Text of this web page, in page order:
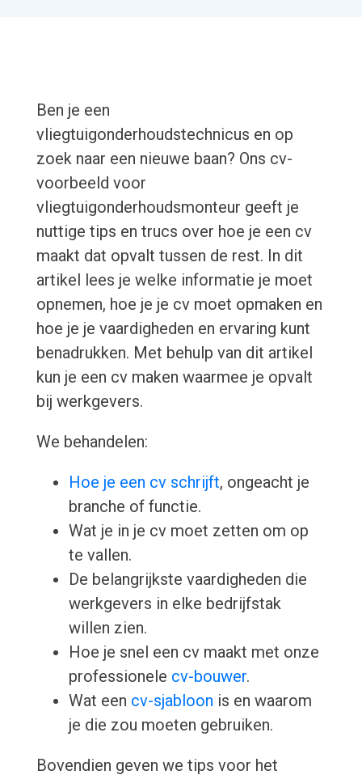
Ben je een
vliegtuigonderhoudstechnicus en op
zoek naar een nieuwe baan? Ons cv-
voorbeeld voor
vliegtuigonderhoudsmonteur geeft je
nuttige tips en trucs over hoe je een cv
maakt dat opvalt tussen de rest. In dit
artikel lees je welke informatie je moet
opnemen, hoe je je cv moet opmaken en
hoe je je vaardigheden en ervaring kunt
benadrukken. Met behulp van dit artikel
kun je een cv maken waarmee je opvalt
bij werkgevers.
We behandelen:
Hoe je een cv schrijft, ongeacht je
branche of functie.
Wat je in je cv moet zetten om op
te vallen.
De belangrijkste vaardigheden die
werkgevers in elke bedrijfstak
willen zien.
Hoe je snel een cv maakt met onze
professionele cv-bouwer.
Wat een cv-sjabloon is en waarom
je die zou moeten gebruiken.
Bovendien geven we tips voor het